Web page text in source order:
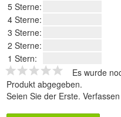
5 Sterne:
4 Sterne:
3 Sterne:
2 Sterne:
1 Stern:
Es wurde
Produkt abgegeben.
Seien Sie der Erste.